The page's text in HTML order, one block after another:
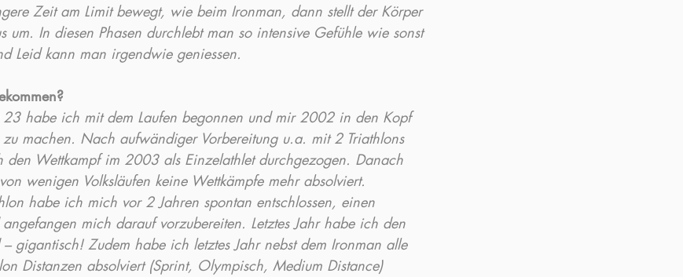
Zeit am Limit bewegt, wie beim Ironman, dann stellt der Körper
um. In diesen Phasen durchlebt man so intensive Gefühle wie sonst
Leid kann man irgendwie geniessen.
23 habe ich mit dem Laufen begonnen und mir 2002 in den Kopf
machen. Nach aufwändiger Vorbereitung u.a. mit 2 Triathlons
den Wettkampf im 2003 als Einzelathlet durchgezogen. Danach
wenigen Volksläufen keine Wettkämpfe mehr absolviert.
habe ich mich vor 2 Jahren spontan entschlossen, einen
mich darauf vorzubereiten. Letztes Jahr habe ich den
gigantisch! Zudem habe ich letztes Jahr nebst dem Ironman alle
Distanzen absolviert (Sprint, Olympisch, Medium Distance)